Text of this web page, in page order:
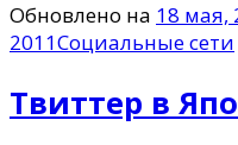
Обновлено на 18 мая,
2011Социальные сети
Твиттер в